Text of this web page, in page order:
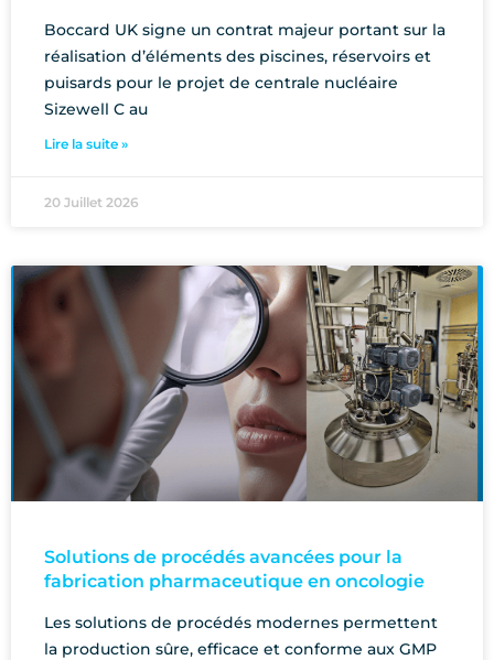
Boccard UK signe un contrat majeur portant sur la
réalisation d’éléments des piscines, réservoirs et
puisards pour le projet de centrale nucléaire
Sizewell C au
Lire la suite »
20 Juillet 2026
Solutions de procédés avancées pour la
fabrication pharmaceutique en oncologie
Les solutions de procédés modernes permettent
la production sûre, efficace et conforme aux GMP